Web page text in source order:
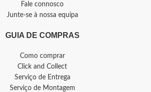
Fale connosco
Junte-se à nossa equipa
GUIA DE COMPRAS
Como comprar
Click and Collect
Serviço de Entrega
Serviço de Montagem